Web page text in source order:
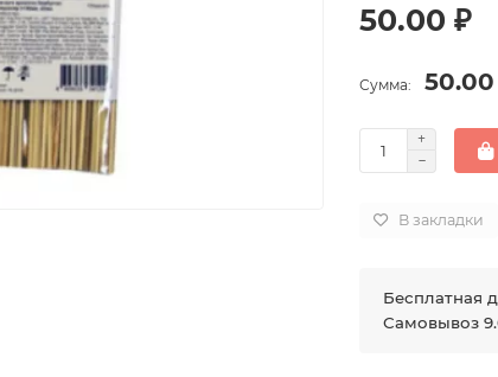
50.00 ₽
Сумма:
В закладки
Бесплатная
Самовывоз